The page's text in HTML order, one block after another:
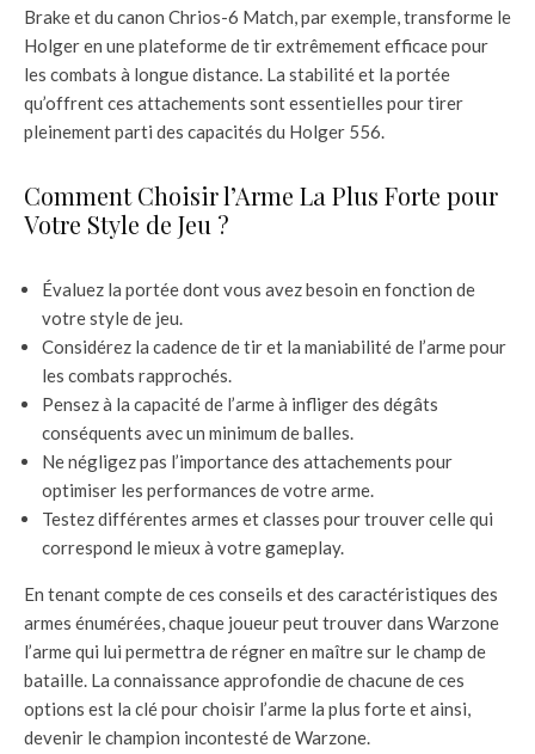
Brake et du canon Chrios-6 Match, par exemple, transforme le
Holger en une plateforme de tir extrêmement efficace pour
les combats à longue distance. La stabilité et la portée
qu’offrent ces attachements sont essentielles pour tirer
pleinement parti des capacités du Holger 556.
Comment Choisir l’Arme La Plus Forte pour
Votre Style de Jeu ?
Évaluez la portée dont vous avez besoin en fonction de
votre style de jeu.
Considérez la cadence de tir et la maniabilité de l’arme pour
les combats rapprochés.
Pensez à la capacité de l’arme à infliger des dégâts
conséquents avec un minimum de balles.
Ne négligez pas l’importance des attachements pour
optimiser les performances de votre arme.
Testez différentes armes et classes pour trouver celle qui
correspond le mieux à votre gameplay.
En tenant compte de ces conseils et des caractéristiques des
armes énumérées, chaque joueur peut trouver dans Warzone
l’arme qui lui permettra de régner en maître sur le champ de
bataille. La connaissance approfondie de chacune de ces
options est la clé pour choisir l’arme la plus forte et ainsi,
devenir le champion incontesté de Warzone.